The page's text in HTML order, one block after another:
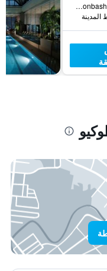
2-1-1 Nihonbashi Muromachi, طوكيو, اليابان